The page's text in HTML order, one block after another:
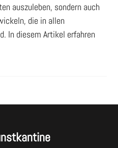
auszuleben, sondern auch
die in allen
In diesem Artikel erfahren